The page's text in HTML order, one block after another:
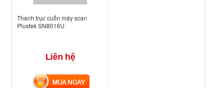
Thanh trục cuốn máy scan
Plustek SN8016U
Liên hệ
MUA NGAY